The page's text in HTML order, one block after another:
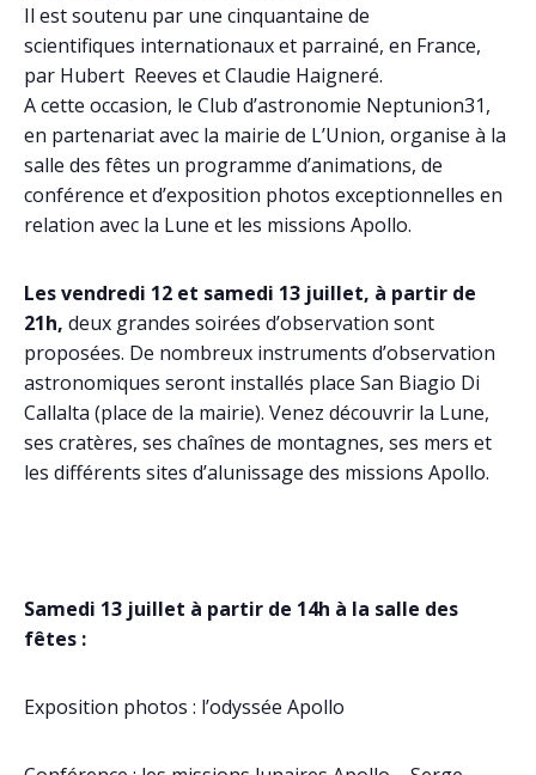
Il est soutenu par une cinquantaine de
scientifiques internationaux et parrainé, en France,
par Hubert Reeves et Claudie Haigneré.
A cette occasion, le Club d’astronomie Neptunion31,
en partenariat avec la mairie de L’Union, organise à la
salle des fêtes un programme d’animations, de
conférence et d’exposition photos exceptionnelles en
relation avec la Lune et les missions Apollo.
Les vendredi 12 et samedi 13 juillet, à partir de
21h, deux grandes soirées d’observation sont
proposées. De nombreux instruments d’observation
astronomiques seront installés place San Biagio Di
Callalta (place de la mairie). Venez découvrir la Lune,
ses cratères, ses chaînes de montagnes, ses mers et
les différents sites d’alunissage des missions Apollo.
Samedi 13 juillet à partir de 14h à la salle des
fêtes :
Exposition photos : l’odyssée Apollo